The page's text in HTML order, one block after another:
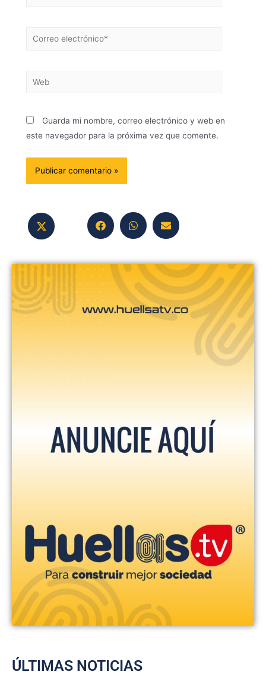
Guarda mi nombre, correo electrónico y web en
este navegador para la próxima vez que comente.
ÚLTIMAS NOTICIAS